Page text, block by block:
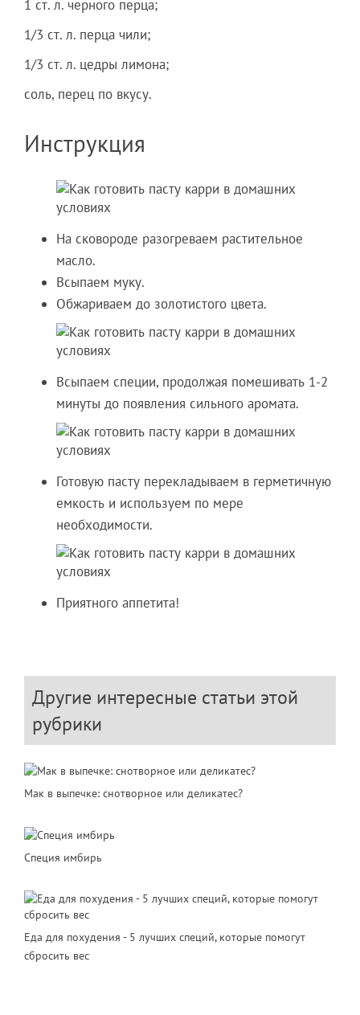
1 ст. л. черного перца;
1/3 ст. л. перца чили;
1/3 ст. л. цедры лимона;
соль, перец по вкусу.
Инструкция
На сковороде разогреваем растительное
масло.
Всыпаем муку.
Обжариваем до золотистого цвета.
Всыпаем специи, продолжая помешивать 1-2
минуты до появления сильного аромата.
Готовую пасту перекладываем в герметичную
емкость и используем по мере
необходимости.
Приятного аппетита!
Другие интересные статьи этой
рубрики
Мак в выпечке: снотворное или деликатес?
Специя имбирь
Еда для похудения - 5 лучших специй, которые помогут
сбросить вес